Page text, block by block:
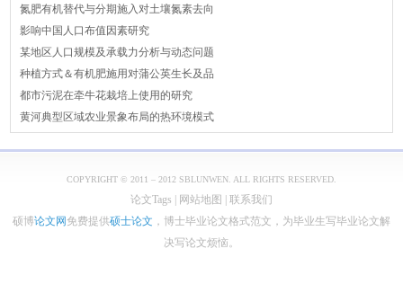
氮肥有机替代与分期施入对土壤氮素去向
影响中国人口布值因素研究
某地区人口规模及承载力分析与动态问题
种植方式＆有机肥施用对蒲公英生长及品
都市污泥在牵牛花栽培上使用的研究
黄河典型区域农业景象布局的热环境模式
COPYRIGHT © 2011 – 2012 SBLUNWEN. ALL RIGHTS RESERVED.
论文Tags | 网站地图 | 联系我们
硕博论文网免费提供硕士论文 ，博士毕业论文格式范文，为毕业生写毕业论文解
决写论文烦恼。